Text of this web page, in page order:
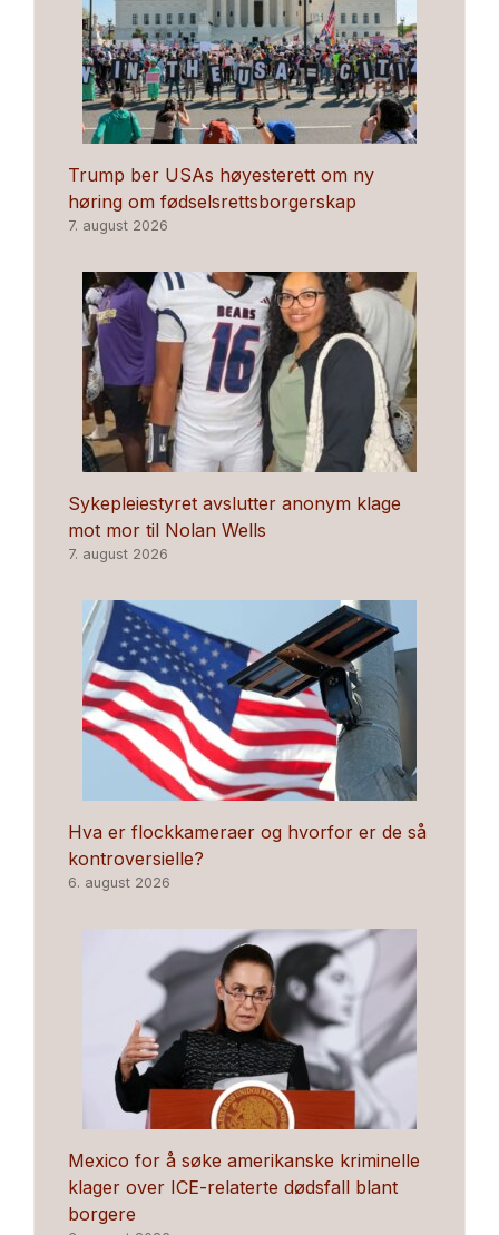
Trump ber USAs høyesterett om ny
høring om fødselsrettsborgerskap
7. august 2026
Sykepleiestyret avslutter anonym klage
mot mor til Nolan Wells
7. august 2026
Hva er flockkameraer og hvorfor er de så
kontroversielle?
6. august 2026
Mexico for å søke amerikanske kriminelle
klager over ICE-relaterte dødsfall blant
borgere